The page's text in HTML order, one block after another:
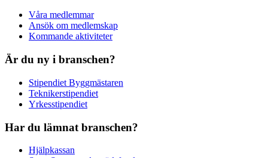
Våra medlemmar
Ansök om medlemskap
Kommande aktiviteter
Är du ny i branschen?
Stipendiet Byggmästaren
Teknikerstipendiet
Yrkesstipendiet
Har du lämnat branschen?
Hjälpkassan